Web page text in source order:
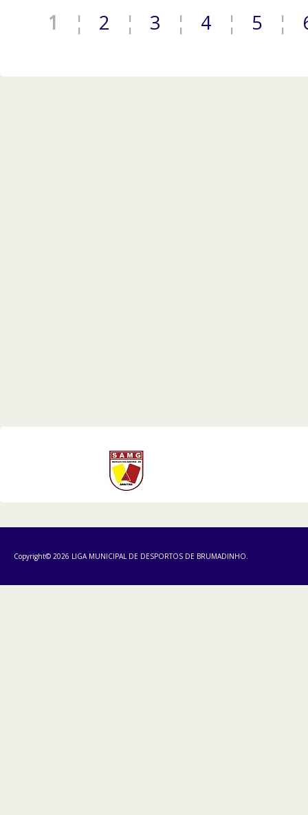
1 ¦ 2 ¦ 3 ¦ 4 ¦ 5 ¦
Copyright© 2026 LIGA MUNICIPAL DE DESPORTOS DE BRUMADINHO.